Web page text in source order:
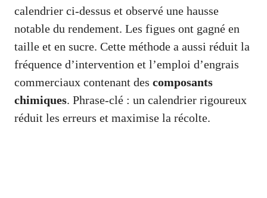
calendrier ci-dessus et observé une hausse
notable du rendement. Les figues ont gagné en
taille et en sucre. Cette méthode a aussi réduit la
fréquence d’intervention et l’emploi d’engrais
commerciaux contenant des composants
chimiques. Phrase-clé : un calendrier rigoureux
réduit les erreurs et maximise la récolte.